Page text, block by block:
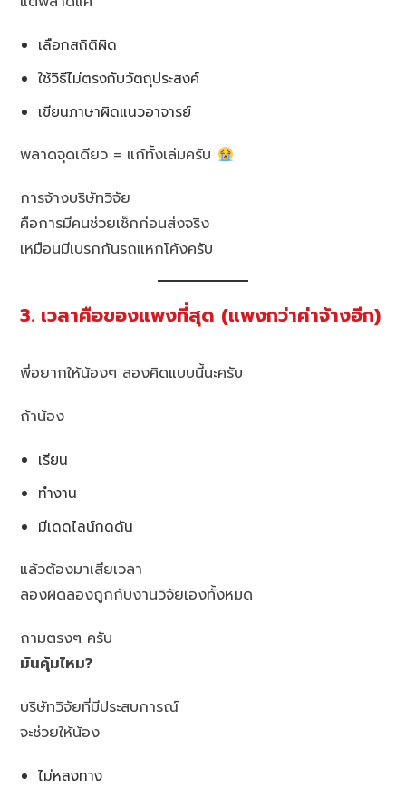
เลือกสถิติผิด
ใช้วิธีไม่ตรงกับวัตถุประสงค์
เขียนภาษาผิดแนวอาจารย์
พลาดจุดเดียว = แก้ทั้งเล่มครับ
การจ้างบริษัทวิจัย
คือการมีคนช่วยเช็กก่อนส่งจริง
เหมือนมีเบรกกันรถแหกโค้งครับ
3. เวลาคือของแพงที่สุด (แพงกว่าค่าจ้างอีก)
พี่อยากให้น้องๆ ลองคิดแบบนี้นะครับ
ถ้าน้อง
เรียน
ทำงาน
มีเดดไลน์กดดัน
แล้วต้องมาเสียเวลา
ลองผิดลองถูกกับงานวิจัยเองทั้งหมด
ถามตรงๆ ครับ
มันคุ้มไหม?
บริษัทวิจัยที่มีประสบการณ์
จะช่วยให้น้อง
ไม่หลงทาง